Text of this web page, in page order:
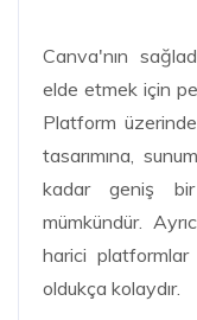
Canva'nın
elde etmek için
Platform
tasarımına,
kadar geniş bir
mümkündür.
harici platformlar
oldukça kolaydır.